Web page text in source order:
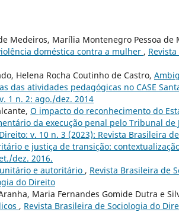
Medeiros, Marília Montenegro Pessoa de
doméstica contra a mulher ,
Helena Rocha Coutinho de Castro,
das atividades pedagógicas no CASE
1 n. 2: ago./dez. 2014
O impacto do reconhecimento do
da execução penal pelo Tribunal
v. 10 n. 3 (2023): Revista Brasileira
e justiça de transição:
dez. 2016.
e autoritário , Revista Brasileira de
do Direito
Maria Fernandes Gomide Dutra e
, Revista Brasileira de Sociologia do